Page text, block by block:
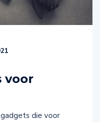
voor
die voor